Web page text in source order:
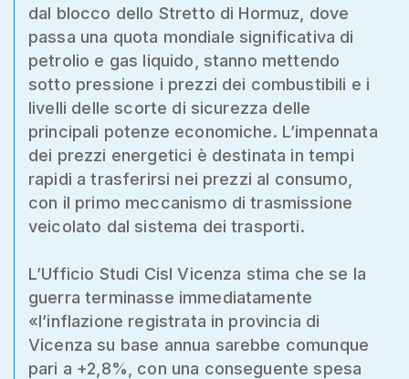
dal blocco dello Stretto di Hormuz, dove
passa una quota mondiale significativa di
petrolio e gas liquido, stanno mettendo
sotto pressione i prezzi dei combustibili e i
livelli delle scorte di sicurezza delle
principali potenze economiche. L’impennata
dei prezzi energetici è destinata in tempi
rapidi a trasferirsi nei prezzi al consumo,
con il primo meccanismo di trasmissione
veicolato dal sistema dei trasporti.
L’Ufficio Studi Cisl Vicenza stima che se la
guerra terminasse immediatamente
«l’inflazione registrata in provincia di
Vicenza su base annua sarebbe comunque
pari a +2,8%, con una conseguente spesa